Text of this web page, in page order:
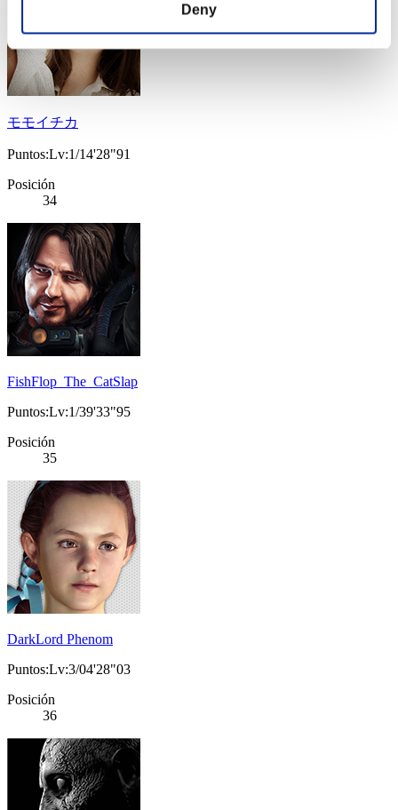
Deny
モモイチカ
Puntos:Lv:1/14'28"91
Posición
34
FishFlop_The_CatSlap
Puntos:Lv:1/39'33"95
Posición
35
DarkLord Phenom
Puntos:Lv:3/04'28"03
Posición
36